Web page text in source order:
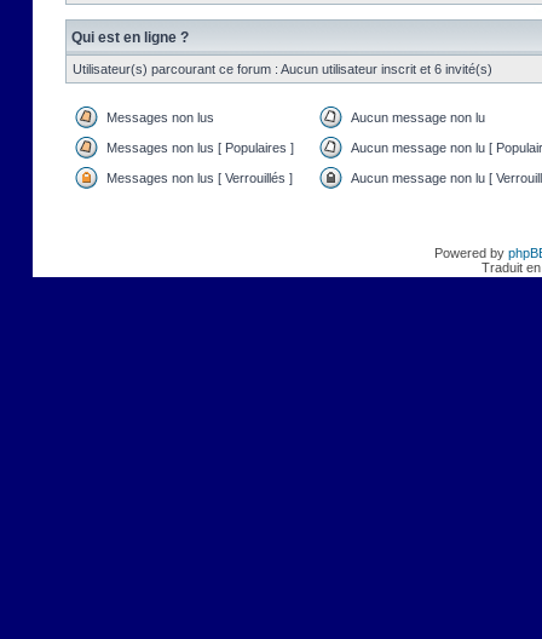
Qui est en ligne ?
Utilisateur(s) parcourant ce forum : Aucun utilisateur inscrit et 6 invité(s)
Messages non lus Aucun message non lu
Messages non lus [ Populaires ] Aucun message non lu [
Messages non lus [ Verrouillés ] Aucun message non lu [
Powered by
Traduit